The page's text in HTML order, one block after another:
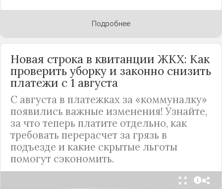
Подробнее
Новая строка в квитанции ЖКХ: Как
проверить уборку и законно снизить
платежи с 1 августа
С августа в платежках за «коммуналку»
появились важные изменения! Узнайте,
за что теперь платите отдельно, как
требовать перерасчет за грязь в
подъезде и какие скрытые льготы
помогут сэкономить.